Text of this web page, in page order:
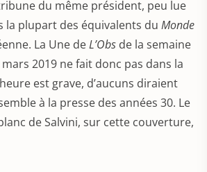
du même président, peu lue
la plupart des équivalents du Monde
La Une deL’Obs de la semaine
2019 ne fait donc pas dans la
est grave, d’aucuns diraient
à la presse des années 30. Le
de Salvini, sur cette couverture,